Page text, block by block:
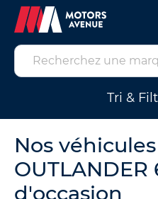
Tri &
Nos
OUTLANDER
d'occasion